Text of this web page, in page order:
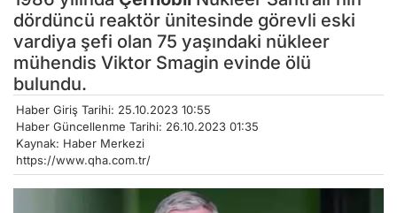
dördüncü reaktör ünitesinde görevli eski
vardiya şefi olan 75 yaşındaki nükleer
mühendis Viktor Smagin evinde ölü
bulundu.
Haber Giriş Tarihi: 25.10.2023 10:55
Haber Güncellenme Tarihi: 26.10.2023 01:35
Kaynak: Haber Merkezi
https://www.qha.com.tr/